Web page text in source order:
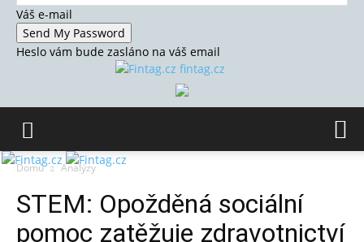
Váš e-mail
Heslo vám bude zasláno na váš email
fintag.cz
Domů Analýzy
STEM: Opožděná sociální
pomoc zatěžuje zdravotnictví